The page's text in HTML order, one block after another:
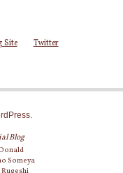
Site Twitter
Blog
Someya